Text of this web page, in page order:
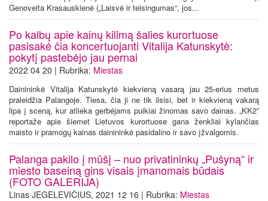
Genoveita Krasauskienė („Laisvė ir teisingumas“, jos...
Po kalbų apie kainų kilimą šalies kurortuose
pasisakė čia koncertuojanti Vitalija Katunskytė:
pokytį pastebėjo jau pernai
2022 04 20 | Rubrika: Miestas
Dainininkė Vitalija Katunskytė kiekvieną vasarą jau 25-erius metus
praleidžia Palangoje. Tiesa, čia ji ne tik ilsisi, bet ir kiekvieną vakarą
lipa į sceną, kur atlieka gerbėjams puikiai žinomas savo dainas. „KK2”
reportaže apie šiemet Lietuvos kurortuose gana ženkliai kylančias
maisto ir pramogų kainas dainininkė pasidalino ir savo įžvalgomis.
Palanga pakilo į mūšį – nuo privatininkų „Pušyną“ ir
miesto baseiną gins visais įmanomais būdais
(FOTO GALERIJA)
Linas JEGELEVIČIUS, 2021 12 16 | Rubrika: Miestas